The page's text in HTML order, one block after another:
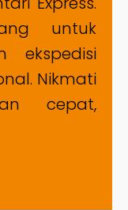
untuk
ekspedisi
Nikmati
cepat,